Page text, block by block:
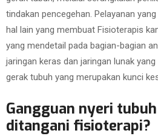
tindakan pencegehan. Pelayanan
hal lain yang membuat Fisioterapis
yang mendetail pada bagian-bagian
jaringan keras dan jaringan lunak
gerak tubuh yang merupakan kunci
Gangguan nyeri
ditangani fisioterapi?